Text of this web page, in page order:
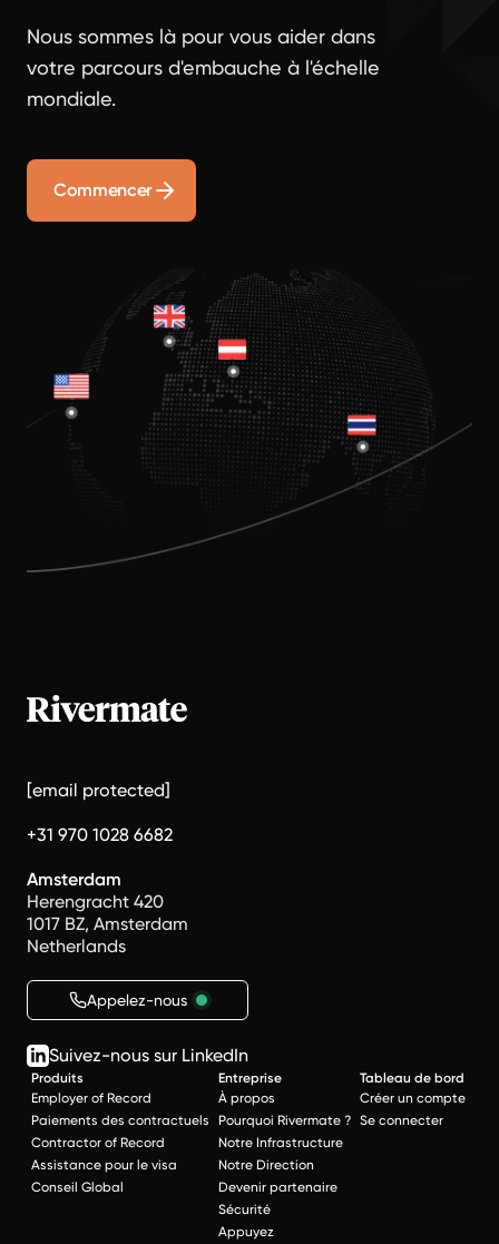
Nous sommes là pour vous aider dans
votre parcours d'embauche à l'échelle
mondiale.
Commencer
[email protected]
+31 970 1028 6682
Amsterdam
Herengracht 420
1017 BZ, Amsterdam
Netherlands
Appelez-nous
Suivez-nous sur LinkedIn
Produits
Employer of Record
Paiements des contractuels
Contractor of Record
Assistance pour le visa
Conseil Global
Entreprise
À propos
Pourquoi Rivermate ?
Notre Infrastructure
Notre Direction
Devenir partenaire
Sécurité
Appuyez
Tableau de bord
Créer un compte
Se connecter